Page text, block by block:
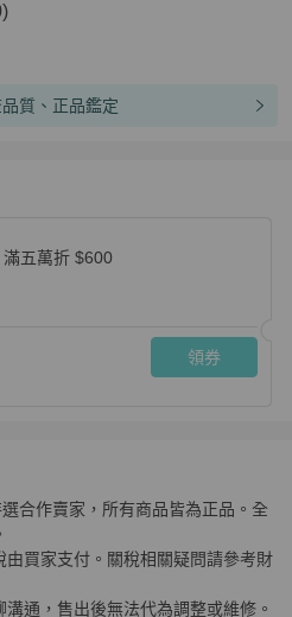
質、正品鑑定
五萬折 $600
領券
海洋文化 57 高地腕錶
合作賣家，所有商品皆為正品。全
買家支付。關稅相關疑問請參考財
通，售出後無法代為調整或維修。